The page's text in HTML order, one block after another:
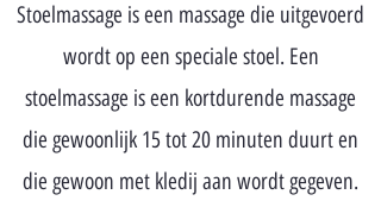
Stoelmassage is een massage die uitgevoerd
wordt op een speciale stoel. Een
stoelmassage is een kortdurende massage
die gewoonlijk 15 tot 20 minuten duurt en
die gewoon met kledij aan wordt gegeven.